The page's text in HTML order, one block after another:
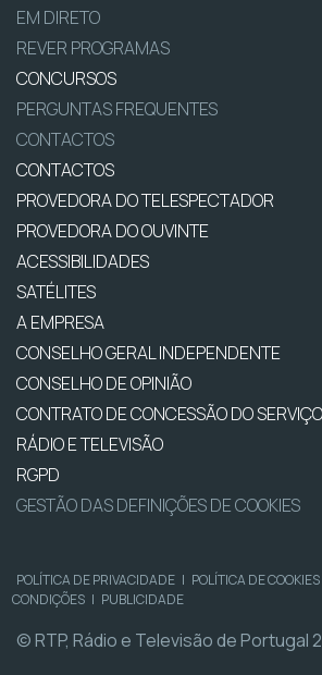
EM DIRETO
REVER PROGRAMAS
CONCURSOS
PERGUNTAS FREQUENTES
CONTACTOS
CONTACTOS
PROVEDORA DO TELESPECTADOR
PROVEDORA DO OUVINTE
ACESSIBILIDADES
SATÉLITES
A EMPRESA
CONSELHO GERAL INDEPENDENTE
CONSELHO DE OPINIÃO
CONTRATO DE CONCESSÃO DO
RÁDIO E TELEVISÃO
RGPD
GESTÃO DAS DEFINIÇÕES DE COOKIES
POLÍTICA DE PRIVACIDADE | POLÍTICA DE COOKIES
CONDIÇÕES | PUBLICIDADE
© RTP, Rádio e Televisão de Portugal